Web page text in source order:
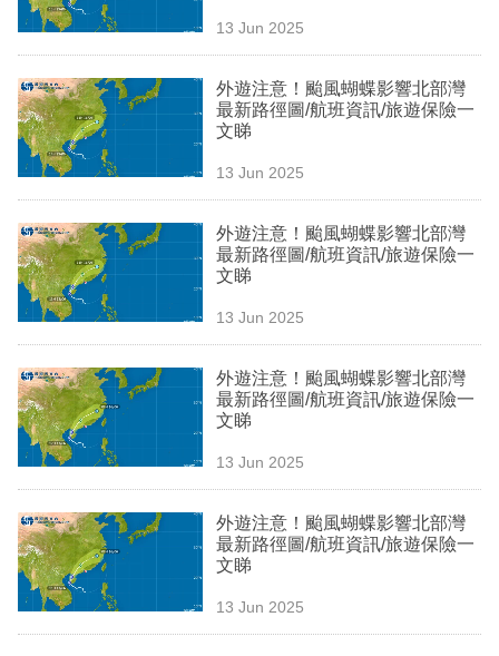
生
欄
區
13 Jun 2025
外遊注意！颱風蝴蝶影響北部灣
最新路徑圖/航班資訊/旅遊保險一
文睇
13 Jun 2025
外遊注意！颱風蝴蝶影響北部灣
最新路徑圖/航班資訊/旅遊保險一
文睇
13 Jun 2025
外遊注意！颱風蝴蝶影響北部灣
最新路徑圖/航班資訊/旅遊保險一
文睇
13 Jun 2025
外遊注意！颱風蝴蝶影響北部灣
最新路徑圖/航班資訊/旅遊保險一
文睇
13 Jun 2025